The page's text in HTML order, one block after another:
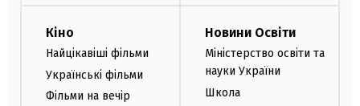
Кіно
Найцікавіші фільми
Українські фільми
Фільми на вечір
Новини Освіти
Міністерство освіти та
науки України
Школа